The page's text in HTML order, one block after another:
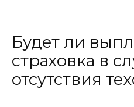
Будет ли
страховка в
отсутствия